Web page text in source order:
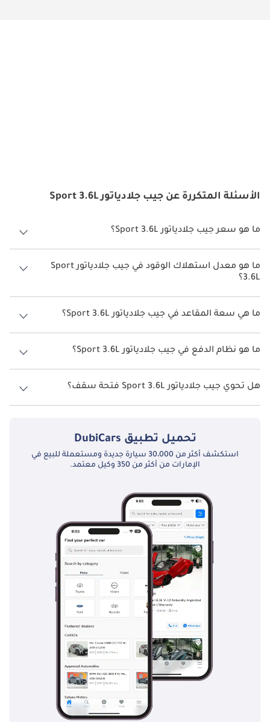
الأسئلة المتكررة عن جيب جلادياتور Sport 3.6L
ما هو سعر جيب جلادياتور Sport 3.6L؟
سعر جيب جلادياتور Sport 3.6L هو درهم 204,900.
ما هو معدل استهلاك الوقود في جيب جلادياتور Sport
3.6L؟
يبلغ معدل استهلاك الوقود المقترح من الشركة المصنعة لسيارة جيب
جلادياتور 2026 من 7 كم/ليتر - 11 كم/ليتر.
ما هي سعة المقاعد في جيب جلادياتور Sport 3.6L؟
تتسع جيب جلادياتور Sport 3.6L لأ 5 أشخاص.
ما هو نظام الدفع في جيب جلادياتور Sport 3.6L؟
نظام الدفع في جيب جلادياتور Four Wheel Drive Sport 3.6L.
هل تحوي جيب جلادياتور Sport 3.6L فتحة سقف؟
نعم توفر جيب جلادياتور Sport 3.6L فتحة السقف كخيار.
تحميل تطبيق DubiCars
استكشف أكثر من 30،000 سيارة جديدة ومستعملة للبيع في
الإمارات من أكثر من 350 وكيل معتمد.